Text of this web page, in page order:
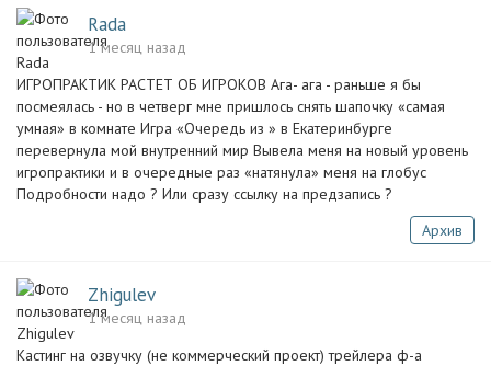
Rada
1 месяц назад
ИГРОПРАКТИК РАСТЕТ ОБ ИГРОКОВ Ага- ага - раньше я бы
посмеялась - но в четверг мне пришлось снять шапочку «самая
умная» в комнате Игра «Очередь из » в Екатеринбурге
перевернула мой внутренний мир Вывела меня на новый уровень
игропрактики и в очередные раз «натянула» меня на глобус
Подробности надо ? Или сразу ссылку на предзапись ?
Архив
Zhigulev
1 месяц назад
Кастинг на озвучку (не коммерческий проект) трейлера ф-а